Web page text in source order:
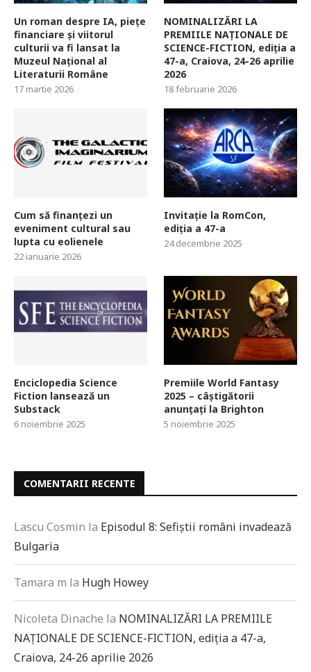
Un roman despre IA, piețe
financiare și viitorul
culturii va fi lansat la
Muzeul Național al
Literaturii Române
17 martie 2026
NOMINALIZĂRI LA
PREMIILE NAȚIONALE DE
SCIENCE-FICTION, ediția a
47-a, Craiova, 24-26 aprilie
2026
18 februarie 2026
Cum să finanțezi un
eveniment cultural sau
lupta cu eolienele
22 ianuarie 2026
Invitație la RomCon,
ediția a 47-a
24 decembrie 2025
Enciclopedia Science
Fiction lansează un
Substack
6 noiembrie 2025
Premiile World Fantasy
2025 – câștigătorii
anunțați la Brighton
5 noiembrie 2025
COMENTARII RECENTE
Lascu Cosmin la Episodul 8: Sefiștii români invadează
Bulgaria
Tamara m la Hugh Howey
Nicoleta Dinache la NOMINALIZĂRI LA PREMIILE
NAȚIONALE DE SCIENCE-FICTION, ediția a 47-a,
Craiova, 24-26 aprilie 2026